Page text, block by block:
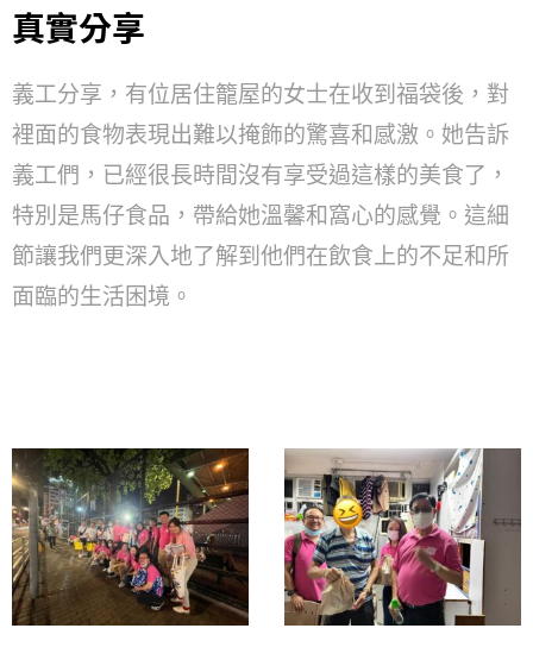
真實分享
義工分享，有位居住籠屋的女士在收到福袋後，對
裡面的食物表現出難以掩飾的驚喜和感激。她告訴
義工們，已經很長時間沒有享受過這樣的美食了，
特別是馬仔食品，帶給她溫馨和窩心的感覺。這細
節讓我們更深入地了解到他們在飲食上的不足和所
面臨的生活困境。